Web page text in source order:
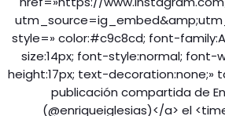
style=» color:#c9c8cd; font-
size:14px; font-style:normal; font-
height:17px; text-decoration:none;»
publicación compartida de
(@enriqueiglesias)</a> el